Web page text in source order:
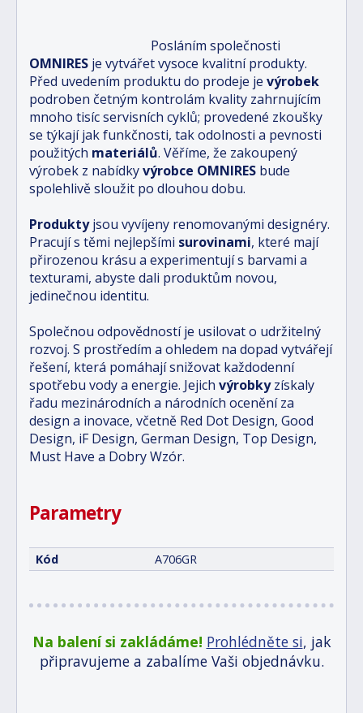
Posláním společnosti
OMNIRES je vytvářet vysoce kvalitní produkty.
Před uvedením produktu do prodeje je výrobek
podroben četným kontrolám kvality zahrnujícím
mnoho tisíc servisních cyklů; provedené zkoušky
se týkají jak funkčnosti, tak odolnosti a pevnosti
použitých materiálů. Věříme, že zakoupený
výrobek z nabídkyvýrobce OMNIRES bude
spolehlivě sloužit po dlouhou dobu.
Produktyjsou vyvíjeny renomovanými designéry.
Pracují s těmi nejlepšími surovinami, které mají
přirozenou krásu a experimentují s barvami a
texturami, abyste dali produktům novou,
jedinečnou identitu.
Společnou odpovědností je usilovat o udržitelný
rozvoj. S prostředím a ohledem na dopad vytvářejí
řešení, která pomáhají snižovat každodenní
spotřebu vody a energie. Jejich výrobkyzískaly
řadu mezinárodních a národních ocenění za
design a inovace, včetně Red Dot Design, Good
Design, iF Design, German Design, Top Design,
Must Have a Dobry Wzór.
Parametry
Kód A706GR
Na balení si zakládáme! Prohlédněte si, jak
připravujeme a zabalíme Vaši objednávku.